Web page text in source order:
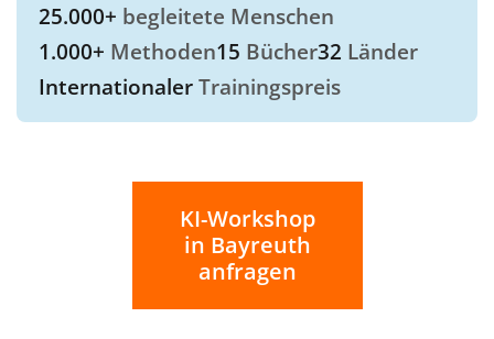
25.000+ begleitete Menschen
1.000+ Methoden15 Bücher32 Länder
InternationalerTrainingspreis
KI-Workshop
in Bayreuth
anfragen